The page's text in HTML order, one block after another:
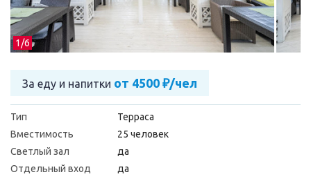
1/6
За еду и напитки от 4500 ₽/чел
Тип
Терраса
Вместимость
25 человек
Светлый зал
да
Отдельный вход
да